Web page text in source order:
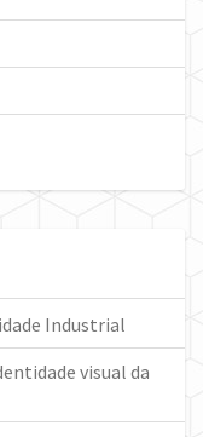
Industrial
visual da